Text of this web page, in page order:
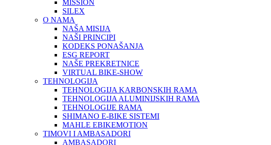
MISSION
SILEX
O NAMA
NAŠA MISIJA
NAŠI PRINCIPI
KODEKS PONAŠANJA
ESG REPORT
NAŠE PREKRETNICE
VIRTUAL BIKE-SHOW
TEHNOLOGIJA
TEHNOLOGIJA KARBONSKIH RAMA
TEHNOLOGIJA ALUMINIJSKIH RAMA
TEHNOLOGIJE RAMA
SHIMANO E-BIKE SISTEMI
MAHLE EBIKEMOTION
TIMOVI I AMBASADORI
AMBASADORI